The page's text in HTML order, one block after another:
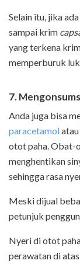
Selain itu, jika
sampai krim
yang terkena
memperburuk
7.
Anda juga bisa
paracetamolatau
otot paha. Obat-
menghentikan
sehingga rasa
Meski dijual
petunjuk
Nyeri di otot
perawatan di